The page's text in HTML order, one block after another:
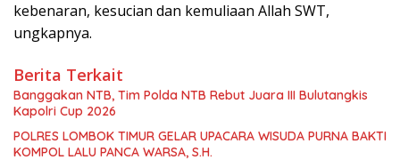
kebenaran, kesucian dan kemuliaan Allah SWT,
ungkapnya.
Berita Terkait
Banggakan NTB, Tim Polda NTB Rebut Juara III Bulutangkis
Kapolri Cup 2026
POLRES LOMBOK TIMUR GELAR UPACARA WISUDA PURNA BAKTI
KOMPOL LALU PANCA WARSA, S.H.